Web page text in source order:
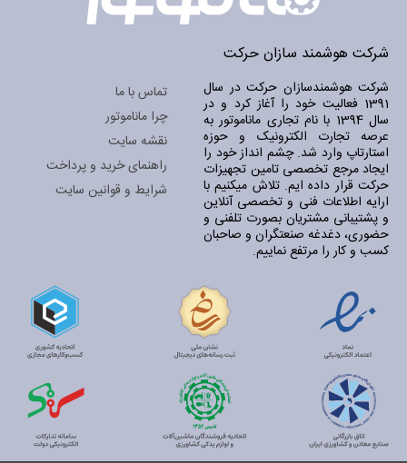
شرکت هوشمند سازان حرکت
شرکت هوشمندسازان حرکت در سال
1391 فعالیت خود را آغاز کرد و در
سال 1394 با نام تجاری ماناموتور به
عرصه تجارت الکترونیک و حوزه
استارتاپ وارد شد. چشم انداز خود را
ایجاد مرجع تخصصی تامین تجهیزات
حرکت قرار داده ایم. تلاش میکنیم با
ارایه اطلاعات فنی و تخصصی آنلاین
و پشتیبانی مشتریان بصورت تلفنی و
حضوری، دغدغه صنعتگران و صاحبان
کسب و کار را مرتفع نماییم.
تماس با ما
چرا ماناموتور
نقشه سایت
راهنمای خرید و پرداخت
شرایط و قوانین سایت